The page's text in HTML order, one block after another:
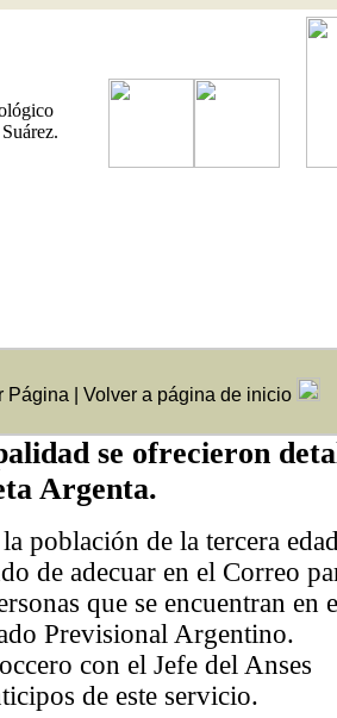
Página Volver a página de inicio
se ofrecieron
Argenta.
población de la tercera
de adecuar en el Correo
que se encuentran en
Previsional Argentino.
con el Jefe del Anses
de este servicio.